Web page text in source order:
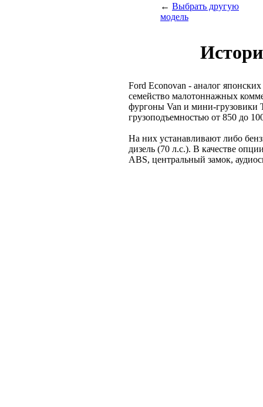
← Выбрать другую
модель
Ford Econovan - аналог
семейство малотоннажных
фургоны Van и мини-грузовики
грузоподъемностью от 850 до
На них устанавливают либо
дизель (70 л.с.). В качестве
ABS, центральный замок,